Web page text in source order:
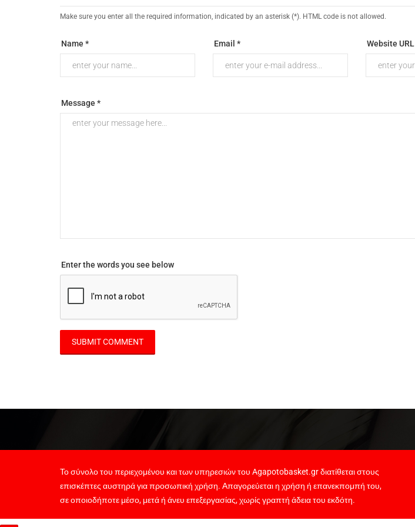
Make sure you enter all the required information, indicated by an asterisk (*). HTML code is not allowed.
Name * Email * Website URL
Message *
Enter the words you see below
Το σύνολο του περιεχομένου και των υπηρεσιών του Agapotobasket.gr διατίθεται στους
επισκέπτες αυστηρά για προσωπική χρήση. Απαγορεύεται η χρήση ή επανεκπομπή του,
σε οποιοδήποτε μέσο, μετά ή άνευ επεξεργασίας, χωρίς γραπτή άδεια του εκδότη.